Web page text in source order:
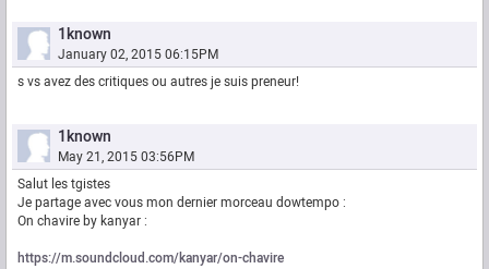
1known
January 02, 2015 06:15PM
s vs avez des critiques ou autres je suis preneur!
1known
May 21, 2015 03:56PM
Salut les tgistes
Je partage avec vous mon dernier morceau dowtempo :
On chavire by kanyar :
https://m.soundcloud.com/kanyar/on-chavire